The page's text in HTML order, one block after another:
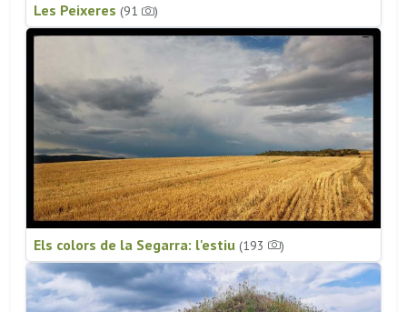
Les Peixeres (91 )
Els colors de la Segarra: l'estiu (193 )